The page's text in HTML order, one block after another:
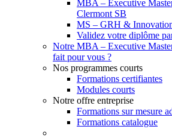
MBA – Executive
Clermont SB
MS – GRH &
Validez votre diplôme
Notre MBA – Executive
fait pour vous ?
Nos programmes courts
Formations certifiantes
Modules courts
Notre offre entreprise
Formations sur mesure
Formations catalogue